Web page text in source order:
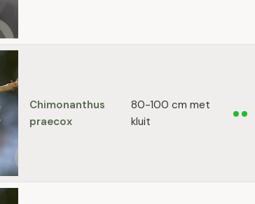
Chimonanthus
praecox
80-100 cm met
kluit